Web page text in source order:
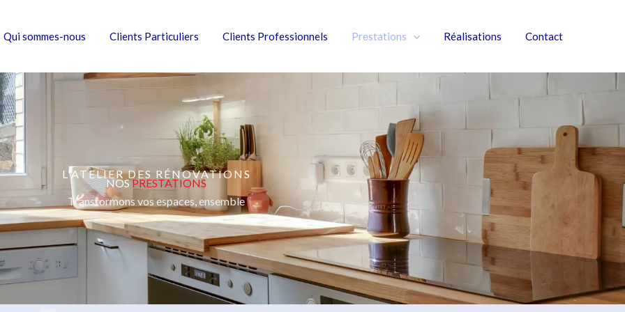
Qui sommes-nous Clients Particuliers Clients Professionnels Prestations Réalisations Contact
L'ATELIER DES RÉNOVATIONS
NOSPRESTATIONS
Transformons vos espaces, ensemble